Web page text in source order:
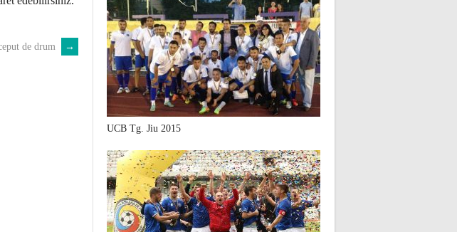
de drum →
UCB Tg. Jiu 2015